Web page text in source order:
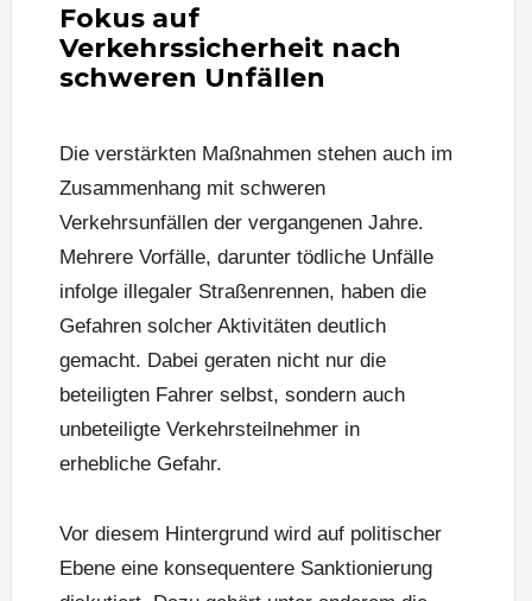
Fokus auf
Verkehrssicherheit nach
schweren Unfällen
Die verstärkten Maßnahmen stehen auch im
Zusammenhang mit schweren
Verkehrsunfällen der vergangenen Jahre.
Mehrere Vorfälle, darunter tödliche Unfälle
infolge illegaler Straßenrennen, haben die
Gefahren solcher Aktivitäten deutlich
gemacht. Dabei geraten nicht nur die
beteiligten Fahrer selbst, sondern auch
unbeteiligte Verkehrsteilnehmer in
erhebliche Gefahr.
Vor diesem Hintergrund wird auf politischer
Ebene eine konsequentere Sanktionierung